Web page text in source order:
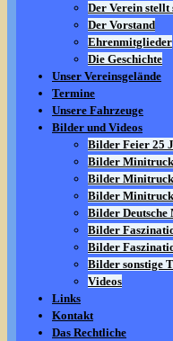
Der Verein stellt
Der Vorstand
Ehrenmitglieder
Die Geschichte
Unser Vereinsgelände
Termine
Unsere Fahrzeuge
Bilder und Videos
Bilder Feier 25
Bilder
Bilder
Bilder
Bilder Deutsche
Bilder
Bilder
Bilder sonstige
Videos
Links
Kontakt
Das Rechtliche